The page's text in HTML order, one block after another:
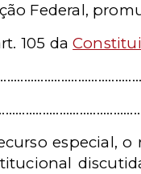
Federal,
105 da
especial,